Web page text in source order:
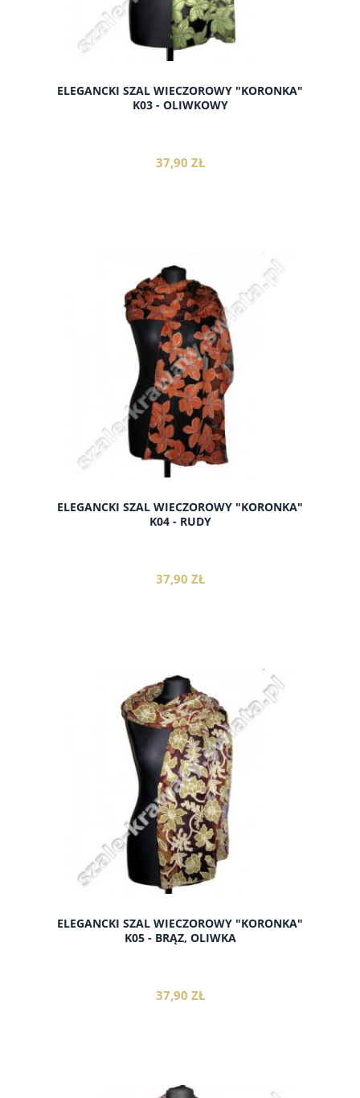
ELEGANCKI SZAL WIECZOROWY "KORONKA"
K03 - OLIWKOWY
37,90 ZŁ
do koszyka
ELEGANCKI SZAL WIECZOROWY "KORONKA"
K04 - RUDY
37,90 ZŁ
do koszyka
ELEGANCKI SZAL WIECZOROWY "KORONKA"
K05 - BRĄZ, OLIWKA
37,90 ZŁ